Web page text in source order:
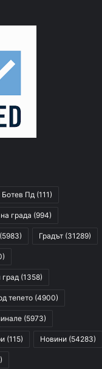
Ботев Пд (111)
града (994)
(5983) Градът (31289)
град (1358)
тепето (4900)
(5973)
(115) Новини (54283)